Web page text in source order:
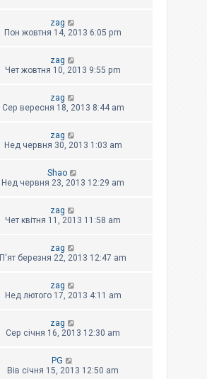
zag
Пон жовтня 14, 2013 6:05 pm
zag
Чет жовтня 10, 2013 9:55 pm
zag
Сер вересня 18, 2013 8:44 am
zag
Нед червня 30, 2013 1:03 am
Shao
Нед червня 23, 2013 12:29 am
zag
Чет квітня 11, 2013 11:58 am
zag
П'ят березня 22, 2013 12:47 am
zag
Нед лютого 17, 2013 4:11 am
zag
Сер січня 16, 2013 12:30 am
PG
Вів січня 15, 2013 12:50 am